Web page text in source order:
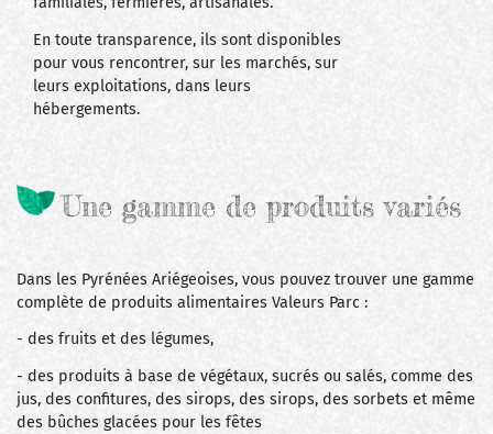
En toute transparence, ils sont disponibles
pour vous rencontrer, sur les marchés, sur
leurs exploitations, dans leurs
hébergements.
Une gamme de produits variés
Dans les Pyrénées Ariégeoises, vous pouvez trouver une gamme
complète de produits alimentaires Valeurs Parc :
- des fruits et des légumes,
- des produits à base de végétaux, sucrés ou salés, comme des
jus, des confitures, des sirops, des sirops, des sorbets et même
des bûches glacées pour les fêtes